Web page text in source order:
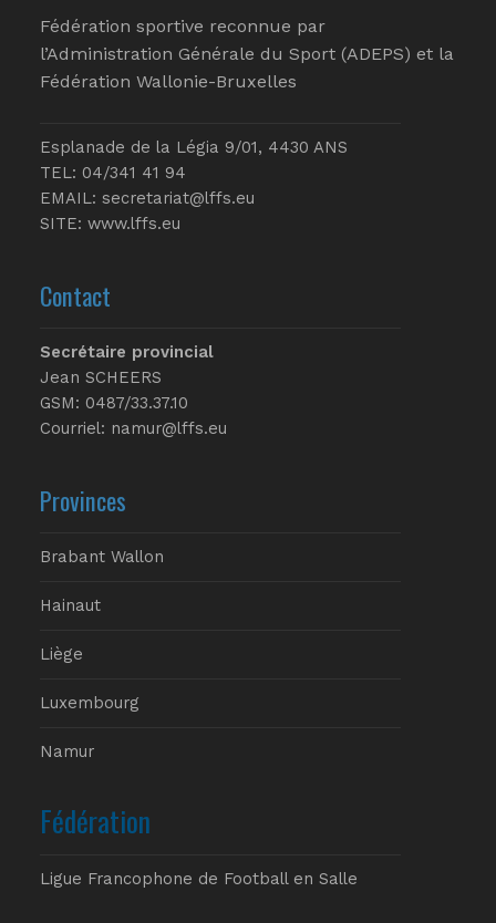
Fédération sportive reconnue par
l’Administration Générale du Sport (ADEPS) et la
Fédération Wallonie-Bruxelles
Esplanade de la Légia 9/01, 4430 ANS
TEL: 04/341 41 94
EMAIL: secretariat@lffs.eu
SITE: www.lffs.eu
Contact
Secrétaire provincial
Jean SCHEERS
GSM: 0487/33.37.10
Courriel: namur@lffs.eu
Provinces
Brabant Wallon
Hainaut
Liège
Luxembourg
Namur
Fédération
Ligue Francophone de Football en Salle